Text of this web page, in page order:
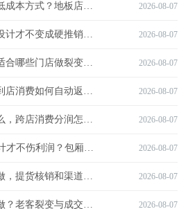
2026-08-07
2026-08-07
2026-08-07
2026-08-07
2026-08-07
2026-08-07
2026-08-07
2026-08-07